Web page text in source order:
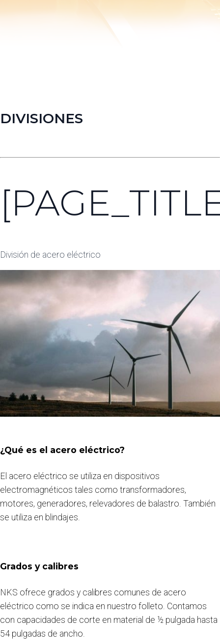
DIVISIONES
División de acero eléctrico
¿Qué es el acero eléctrico?
El acero eléctrico se utiliza en dispositivos
electromagnéticos tales como transformadores,
motores, generadores, relevadores de balastro. También
se utiliza en blindajes.
Grados y calibres
NKS ofrece grados y calibres comunes de acero
eléctrico como se indica en nuestro folleto. Contamos
con capacidades de corte en material de ½ pulgada hasta
54 pulgadas de ancho.